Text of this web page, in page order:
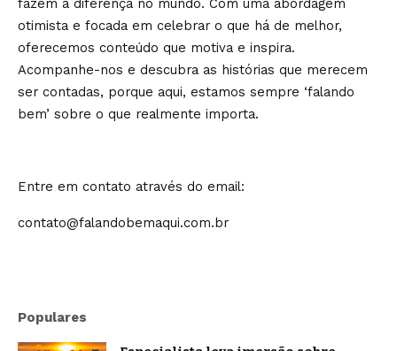
fazem a diferença no mundo. Com uma abordagem
otimista e focada em celebrar o que há de melhor,
oferecemos conteúdo que motiva e inspira.
Acompanhe-nos e descubra as histórias que merecem
ser contadas, porque aqui, estamos sempre ‘falando
bem’ sobre o que realmente importa.
Entre em contato através do email:
contato@falandobemaqui.com.br
Populares